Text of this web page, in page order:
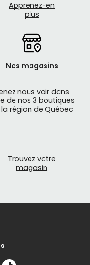
Apprenez-en
plus
Nos magasins
nous voir dans
de nos 3 boutiques
région de Québec
Trouvez votre
magasin